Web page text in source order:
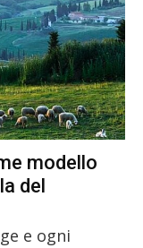
modello
del
e ogni